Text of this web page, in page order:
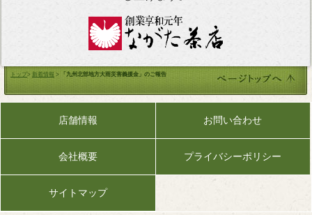
トップ> 新着情報 > 「九州北部地方大雨災害義援金」のご報告
店舗情報 お問い合わせ
会社概要 プライバシーポリシー
サイトマップ